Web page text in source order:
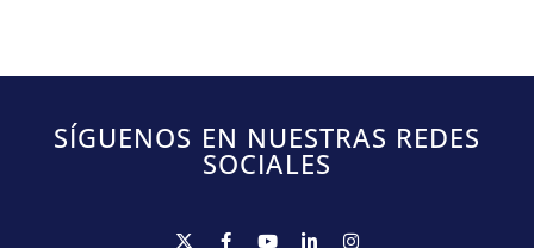
SÍGUENOS EN NUESTRAS REDES
SOCIALES